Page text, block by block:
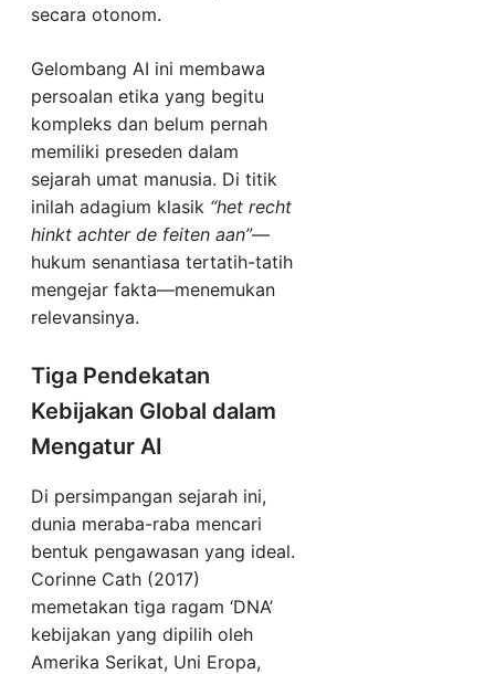
secara otonom.
Gelombang AI ini membawa
persoalan etika yang begitu
kompleks dan belum pernah
memiliki preseden dalam
sejarah umat manusia. Di titik
inilah adagium klasik “het recht
hinkt achter de feiten aan”—
hukum senantiasa tertatih-tatih
mengejar fakta—menemukan
relevansinya.
Tiga Pendekatan
Kebijakan Global dalam
Mengatur AI
Di persimpangan sejarah ini,
dunia meraba-raba mencari
bentuk pengawasan yang ideal.
Corinne Cath (2017)
memetakan tiga ragam ‘DNA’
kebijakan yang dipilih oleh
Amerika Serikat, Uni Eropa,